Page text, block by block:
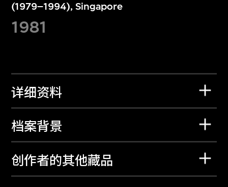
(1979–1994), Singapore
1981
详细资料
档案背景
创作者的其他藏品